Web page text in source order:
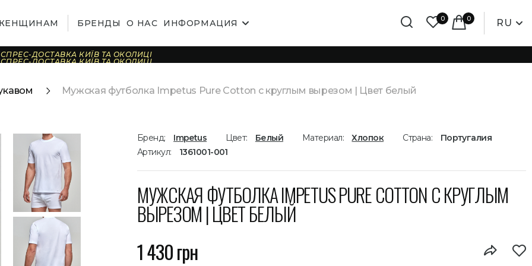
БРЕНДЫ О НАС ИНФОРМАЦИЯ 0 0 RU
ДОСТАВКА КИЇВ ТА ОКОЛИЦІ
ДОСТАВКА КИЇВ ТА ОКОЛИЦІ
ДОСТАВКА КИЇВ ТА ОКОЛИЦІ
ДОСТАВКА КИЇВ ТА ОКОЛИЦІ
ДОСТАВКА КИЇВ ТА ОКОЛИЦІ
ДОСТАВКА КИЇВ ТА ОКОЛИЦІ
ДОСТАВКА КИЇВ ТА ОКОЛИЦІ
ДОСТАВКА КИЇВ ТА ОКОЛИЦІ
ДОСТАВКА КИЇВ ТА ОКОЛИЦІ
Мужская футболка Impetus Pure Cotton с круглым вырезом | Цвет белый
Бренд: Impetus Цвет: Белый Материал: Хлопок Страна:
Португалия
Артикул:
1361001-001
МУЖСКАЯ ФУТБОЛКА IMPETUS PURE COTTON С КРУГЛЫМ
ВЫРЕЗОМ | ЦВЕТ БЕЛЫЙ
1 430 грн